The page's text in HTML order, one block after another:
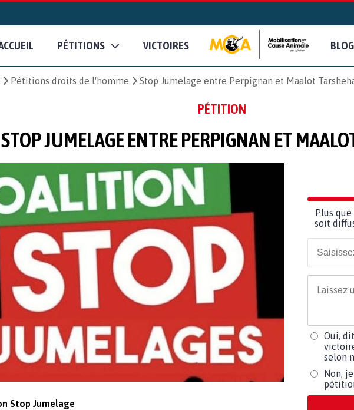
PÉTITIONS VICTOIRES BLOG
Pétitions droits de l'homme Stop Jumelage entre Perpignan et Maalot
PÉTITION
STOP JUMELAGE ENTRE PERPIGNAN ET
Stop Jumelage
Plus
soit
Oui,
selon
Non,